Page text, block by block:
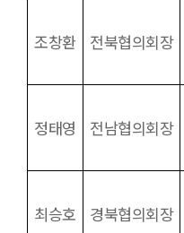
조창환 전북협의회장
정태영 전남협의회장
최승호 경북협의회장